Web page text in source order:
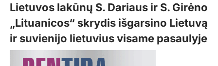
Lietuvos lakūnų S. Dariaus ir S. Girėno
„Lituanicos“ skrydis išgarsino Lietuvą
ir suvienijo lietuvius visame pasaulyje